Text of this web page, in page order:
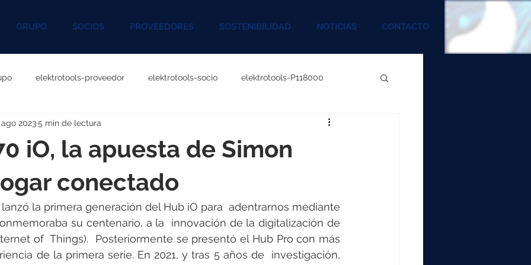
GRUPO SOCIOS PROVEEDORES SOSTENIBILIDAD NOTICIAS CONTACTO
elektrotools-proveedor elektrotools-socio elektrotools-P118000
P060000 elektrotools-P027000
P096000 elektrotools-P041000
P046000 elektrotools-P121000 elektrotools-P118000
iO, la apuesta de Simon
conectado
20235 min de lectura
la primera generación del Hub iO para  adentrarnos mediante
su centenario, a la  innovación de la digitalización de
of  Things).  Posteriormente se presentó el Hub Pro con más
de la primera serie. En 2021, y tras 5 años de  investigación,